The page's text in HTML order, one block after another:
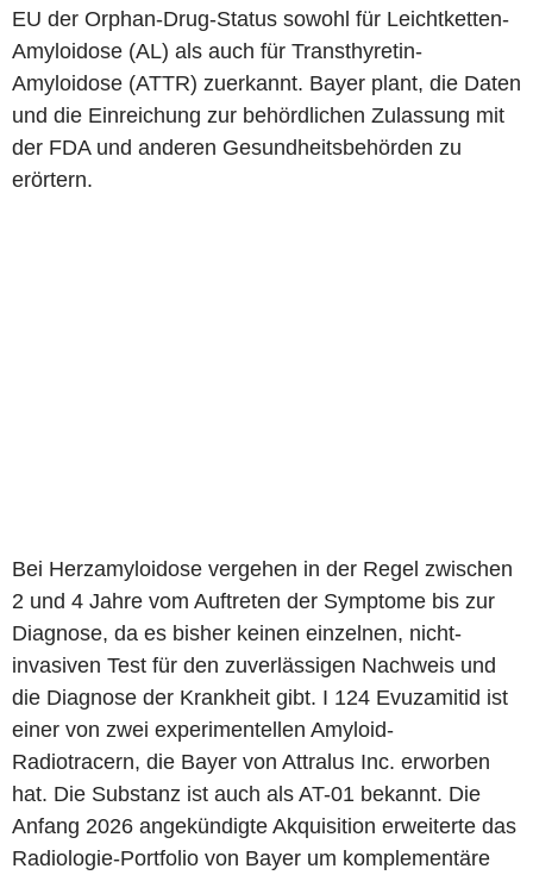
EU der Orphan-Drug-Status sowohl für Leichtketten-
Amyloidose (AL) als auch für Transthyretin-
Amyloidose (ATTR) zuerkannt. Bayer plant, die Daten
und die Einreichung zur behördlichen Zulassung mit
der FDA und anderen Gesundheitsbehörden zu
erörtern.
Bei Herzamyloidose vergehen in der Regel zwischen
2 und 4 Jahre vom Auftreten der Symptome bis zur
Diagnose, da es bisher keinen einzelnen, nicht-
invasiven Test für den zuverlässigen Nachweis und
die Diagnose der Krankheit gibt. I 124 Evuzamitid ist
einer von zwei experimentellen Amyloid-
Radiotracern, die Bayer von Attralus Inc. erworben
hat. Die Substanz ist auch als AT-01 bekannt. Die
Anfang 2026 angekündigte Akquisition erweiterte das
Radiologie-Portfolio von Bayer um komplementäre